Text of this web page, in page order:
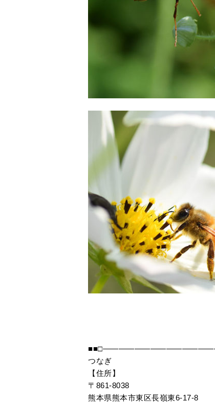
つなぎ
【住所】
〒861-8038
熊本県熊本市東区長嶺東6-17-8